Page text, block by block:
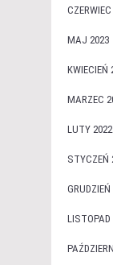
MAJ 2023
KWIECIEŃ
MARZEC
LUTY 2022
STYCZEŃ
GRUDZIEŃ
LISTOPAD